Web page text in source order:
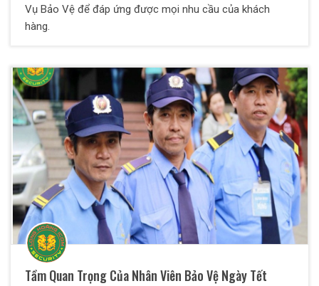
Vụ Bảo Vệ để đáp ứng được mọi nhu cầu của khách
hàng.
Tầm Quan Trọng Của Nhân Viên Bảo Vệ Ngày Tết